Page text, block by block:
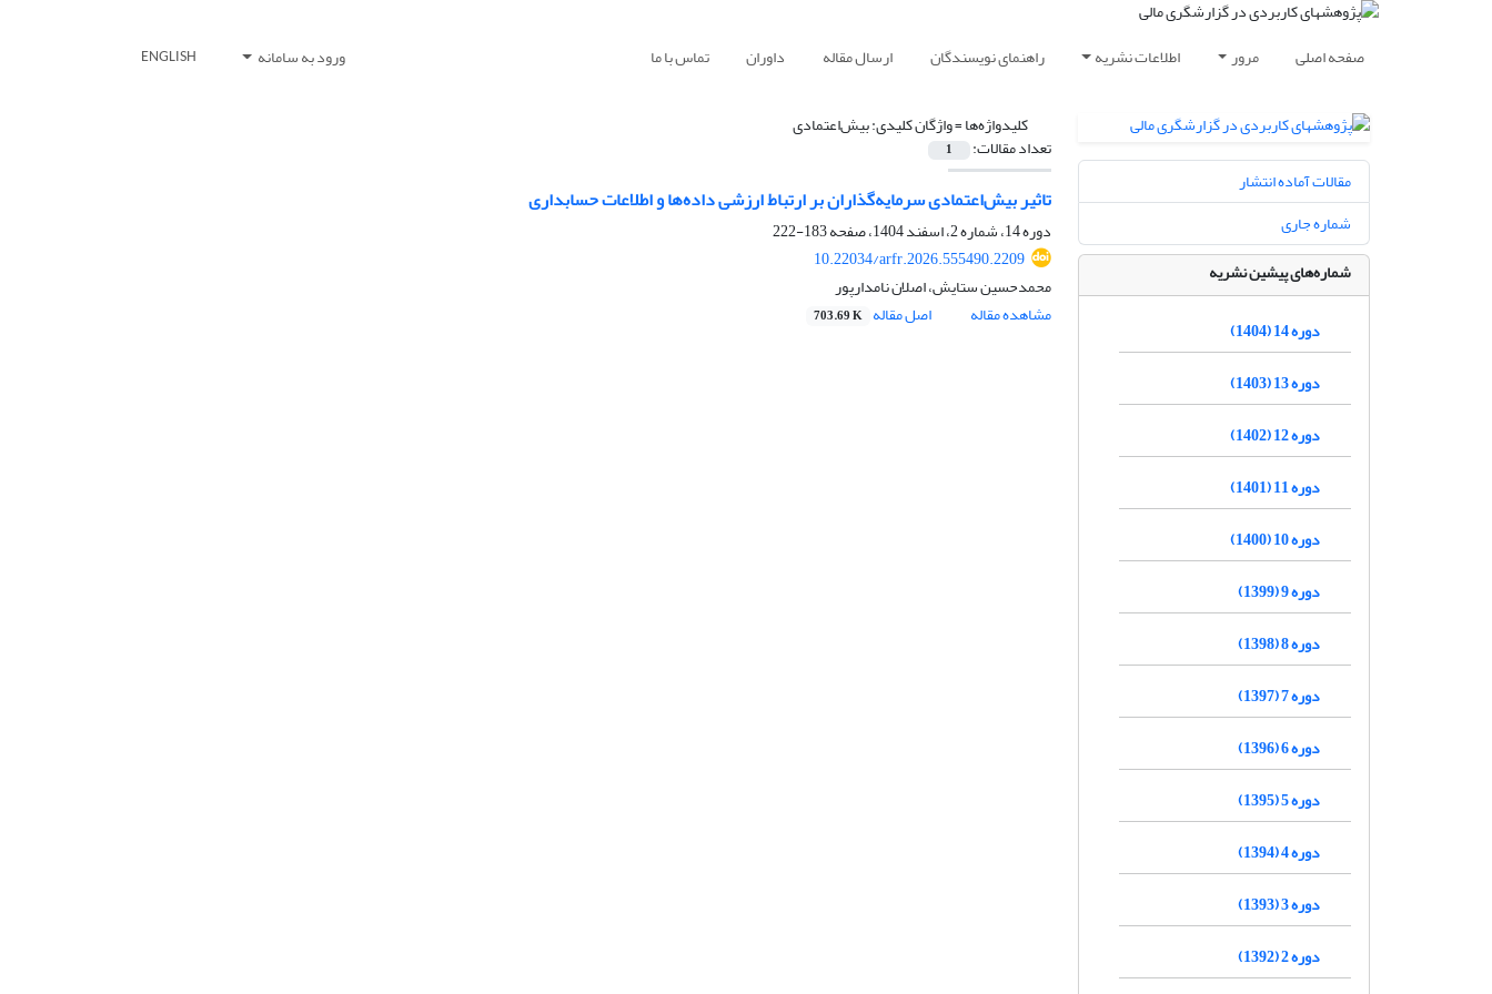
صفحه اصلی مرور اطلاعات نشریه راهنمای نویسندگان ارسال مقاله داوران تماس با ما ورود به سامانه ENGLISH
کلیدواژه‌ها =واژگان کلیدی: بیش‌اعتمادی
تعداد مقالات: 1
تاثیر بیش‌اعتمادی سرمایه‌گذاران بر ارتباط ارزشی داده‌ها و اطلاعات حسابداری
دوره 14، شماره 2، اسفند 1404، صفحه
183-222
10.22034/arfr.2026.555490.2209
محمدحسین ستایش، اصلان نامدارپور
مشاهده مقاله
اصل مقاله 703.69 K
مقالات آماده انتشار
شماره جاری
شماره‌های پیشین نشریه
دوره 14 (1404)
دوره 13 (1403)
دوره 12 (1402)
دوره 11 (1401)
دوره 10 (1400)
دوره 9 (1399)
دوره 8 (1398)
دوره 7 (1397)
دوره 6 (1396)
دوره 5 (1395)
دوره 4 (1394)
دوره 3 (1393)
دوره 2 (1392)